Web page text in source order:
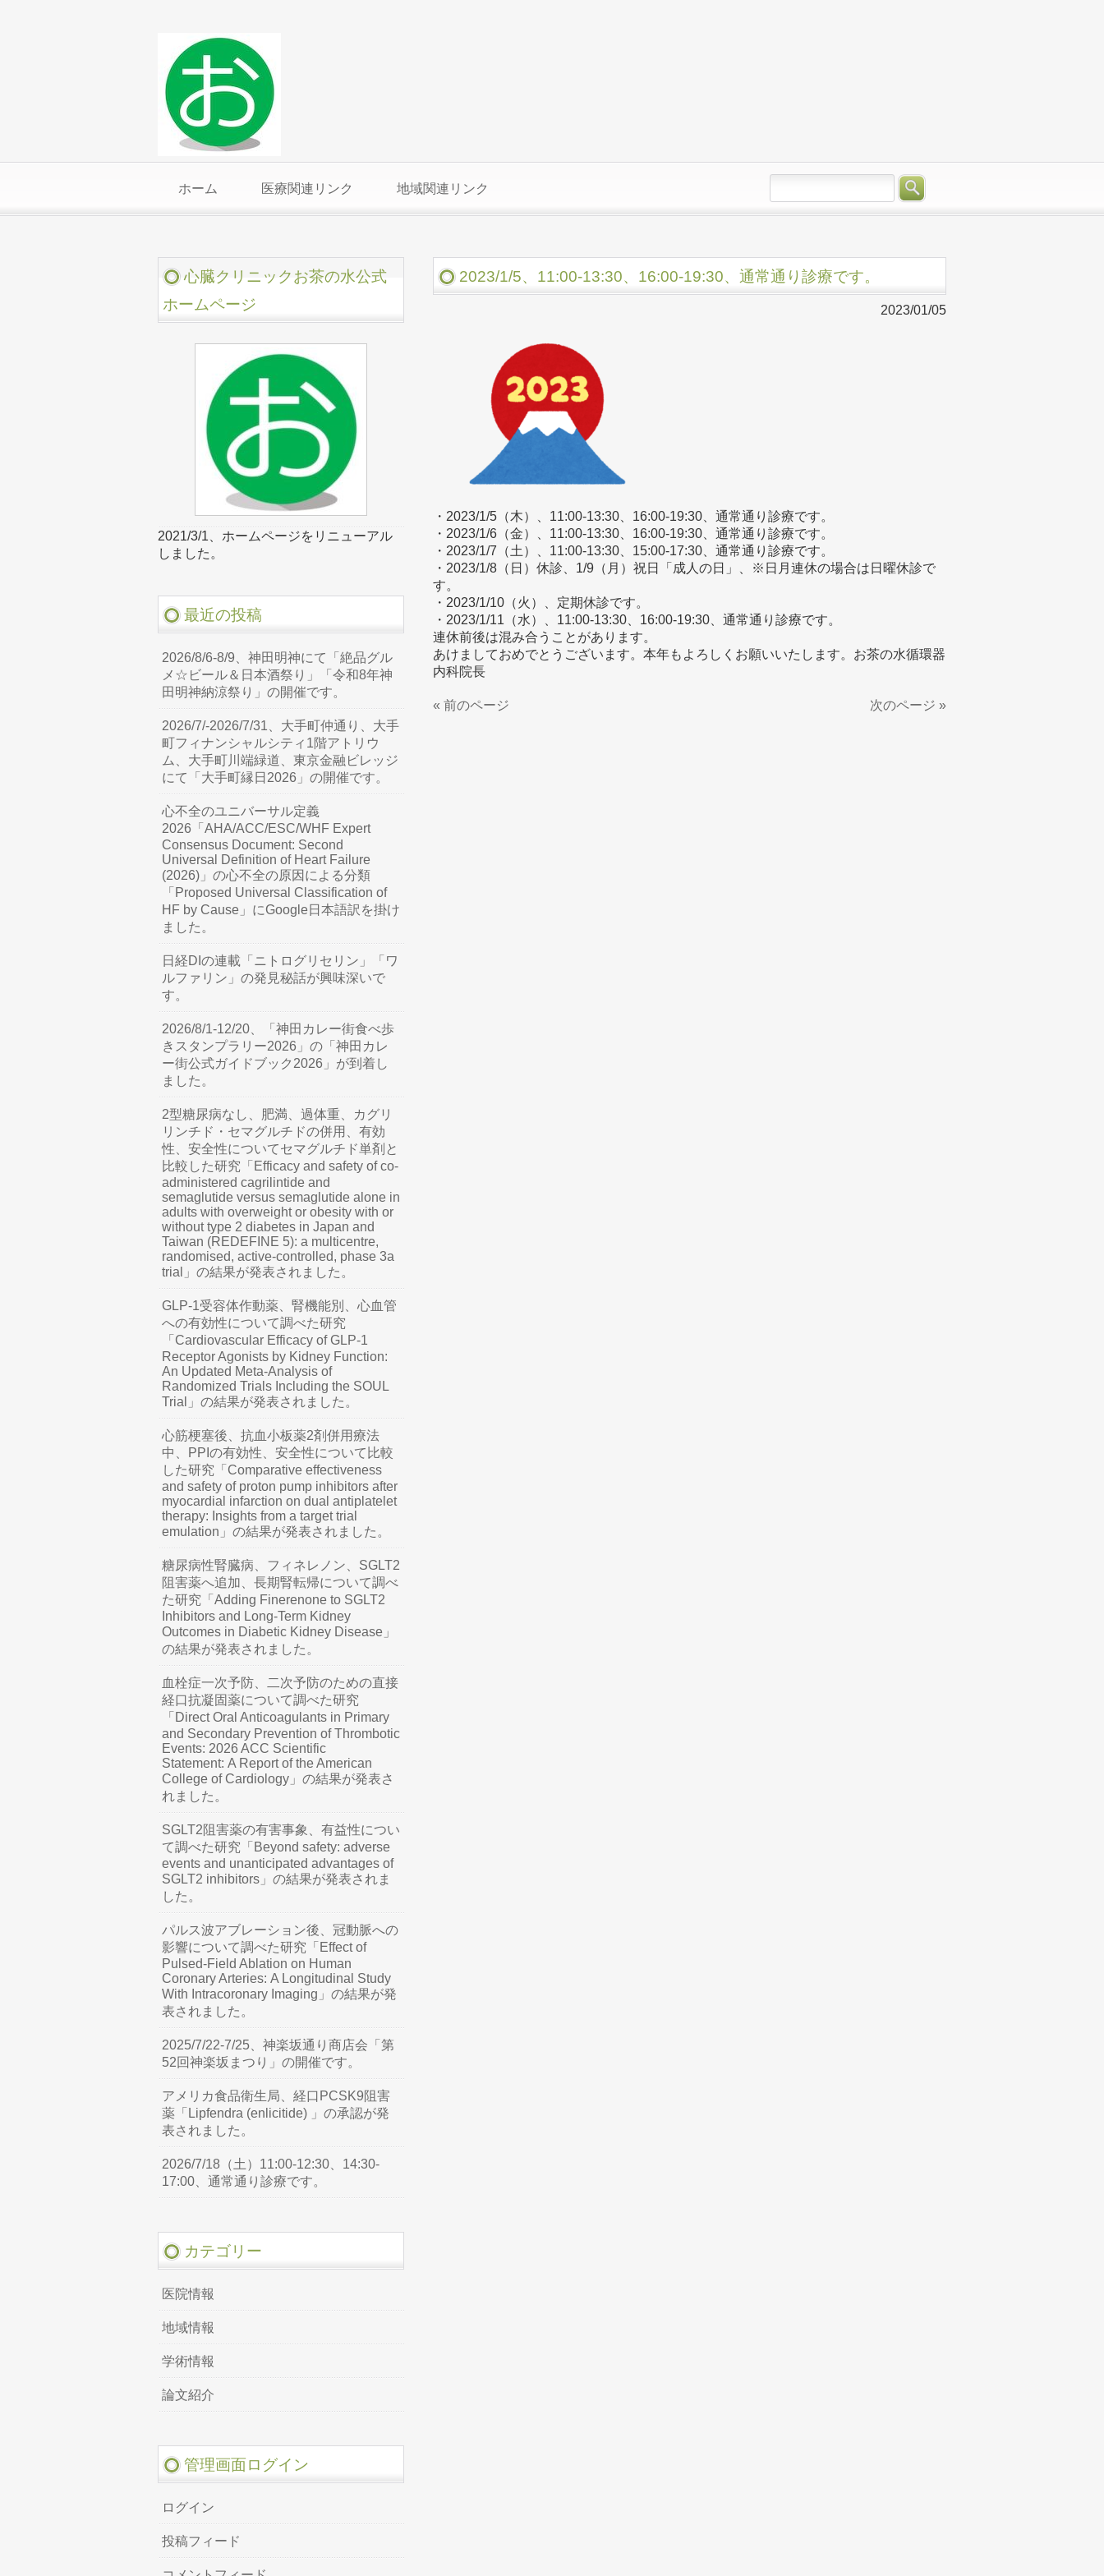
ホーム 医療関連リンク 地域関連リンク
2023/1/5、11:00-13:30、16:00-19:30、通常通り診療です。
2023/01/05
・2023/1/5（木）、11:00-13:30、16:00-19:30、通常通り診療です。
・2023/1/6（金）、11:00-13:30、16:00-19:30、通常通り診療です。
・2023/1/7（土）、11:00-13:30、15:00-17:30、通常通り診療です。
・2023/1/8（日）休診、1/9（月）祝日「成人の日」、※日月連休の場合は日曜休診で
す。
・2023/1/10（火）、定期休診です。
・2023/1/11（水）、11:00-13:30、16:00-19:30、通常通り診療です。
連休前後は混み合うことがあります。
あけましておめでとうございます。本年もよろしくお願いいたします。お茶の水循環器
内科院長
« 前のページ 次のページ »
心臓クリニックお茶の水公式
ホームページ
2021/3/1、ホームページをリニューアル
しました。
最近の投稿
2026/8/6-8/9、神田明神にて「絶品グル
メ☆ビール＆日本酒祭り」「令和8年神
田明神納涼祭り」の開催です。
2026/7/-2026/7/31、大手町仲通り、大手
町フィナンシャルシティ1階アトリウ
ム、大手町川端緑道、東京金融ビレッジ
にて「大手町縁日2026」の開催です。
心不全のユニバーサル定義
2026「AHA/ACC/ESC/WHF Expert
Consensus Document: Second
Universal Definition of Heart Failure
(2026)」の心不全の原因による分類
「Proposed Universal Classification of
HF by Cause」にGoogle日本語訳を掛け
ました。
日経DIの連載「ニトログリセリン」「ワ
ルファリン」の発見秘話が興味深いで
す。
2026/8/1-12/20、「神田カレー街食べ歩
きスタンプラリー2026」の「神田カレ
ー街公式ガイドブック2026」が到着し
ました。
2型糖尿病なし、肥満、過体重、カグリ
リンチド・セマグルチドの併用、有効
性、安全性についてセマグルチド単剤と
比較した研究「Efficacy and safety of co-
administered cagrilintide and
semaglutide versus semaglutide alone in
adults with overweight or obesity with or
without type 2 diabetes in Japan and
Taiwan (REDEFINE 5): a multicentre,
randomised, active-controlled, phase 3a
trial」の結果が発表されました。
GLP-1受容体作動薬、腎機能別、心血管
への有効性について調べた研究
「Cardiovascular Efficacy of GLP-1
Receptor Agonists by Kidney Function:
An Updated Meta-Analysis of
Randomized Trials Including the SOUL
Trial」の結果が発表されました。
心筋梗塞後、抗血小板薬2剤併用療法
中、PPIの有効性、安全性について比較
した研究「Comparative effectiveness
and safety of proton pump inhibitors after
myocardial infarction on dual antiplatelet
therapy: Insights from a target trial
emulation」の結果が発表されました。
糖尿病性腎臓病、フィネレノン、SGLT2
阻害薬へ追加、長期腎転帰について調べ
た研究「Adding Finerenone to SGLT2
Inhibitors and Long-Term Kidney
Outcomes in Diabetic Kidney Disease」
の結果が発表されました。
血栓症一次予防、二次予防のための直接
経口抗凝固薬について調べた研究
「Direct Oral Anticoagulants in Primary
and Secondary Prevention of Thrombotic
Events: 2026 ACC Scientific
Statement: A Report of the American
College of Cardiology」の結果が発表さ
れました。
SGLT2阻害薬の有害事象、有益性につい
て調べた研究「Beyond safety: adverse
events and unanticipated advantages of
SGLT2 inhibitors」の結果が発表されま
した。
パルス波アブレーション後、冠動脈への
影響について調べた研究「Effect of
Pulsed-Field Ablation on Human
Coronary Arteries: A Longitudinal Study
With Intracoronary Imaging」の結果が発
表されました。
2025/7/22-7/25、神楽坂通り商店会「第
52回神楽坂まつり」の開催です。
アメリカ食品衛生局、経口PCSK9阻害
薬「Lipfendra (enlicitide) 」の承認が発
表されました。
2026/7/18（土）11:00-12:30、14:30-
17:00、通常通り診療です。
カテゴリー
医院情報
地域情報
学術情報
論文紹介
管理画面ログイン
ログイン
投稿フィード